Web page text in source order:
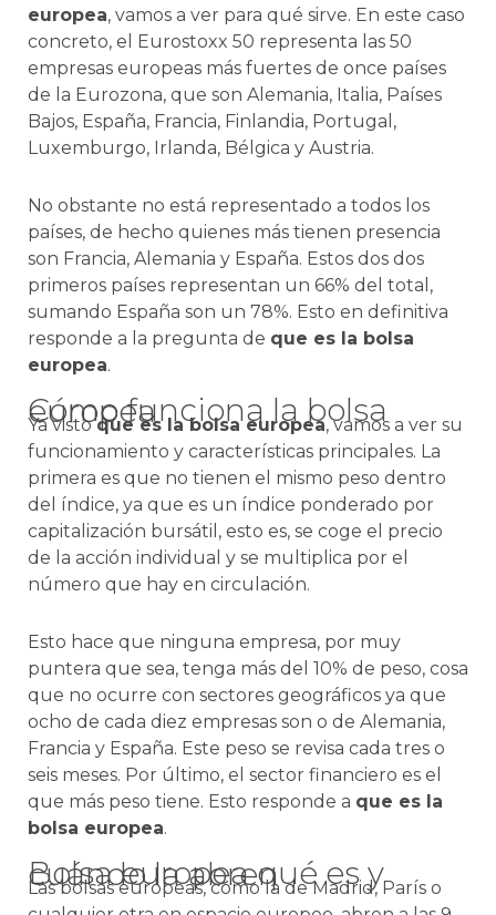
europea, vamos a ver para qué sirve. En este caso
concreto, el Eurostoxx 50 representa las 50
empresas europeas más fuertes de once países
de la Eurozona, que son Alemania, Italia, Países
Bajos, España, Francia, Finlandia, Portugal,
Luxemburgo, Irlanda, Bélgica y Austria.
No obstante no está representado a todos los
países, de hecho quienes más tienen presencia
son Francia, Alemania y España. Estos dos dos
primeros países representan un 66% del total,
sumando España son un 78%. Esto en definitiva
responde a la pregunta de que es la bolsa
europea.
Cómo funciona la bolsa europea
Ya vistoque es la bolsa europea, vamos a ver su
funcionamiento y características principales. La
primera es que no tienen el mismo peso dentro
del índice, ya que es un índice ponderado por
capitalización bursátil, esto es, se coge el precio
de la acción individual y se multiplica por el
número que hay en circulación.
Esto hace que ninguna empresa, por muy
puntera que sea, tenga más del 10% de peso, cosa
que no ocurre con sectores geográficos ya que
ocho de cada diez empresas son o de Alemania,
Francia y España. Este peso se revisa cada tres o
seis meses. Por último, el sector financiero es el
que más peso tiene. Esto responde a que es la
bolsa europea.
Bolsa europea qué es y cuándo la abren
Las bolsas europeas, como la de Madrid, París o